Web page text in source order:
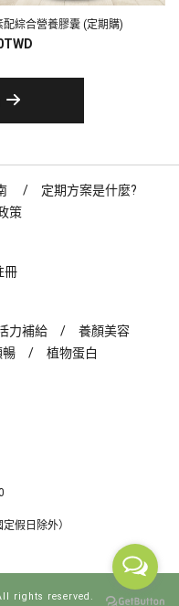
配綜合營養膠囊 (定期購)
定期方案是什麼?
策
冊
力補給
養顏美容
暢 植物蛋白
假日除外）
rights reserved.